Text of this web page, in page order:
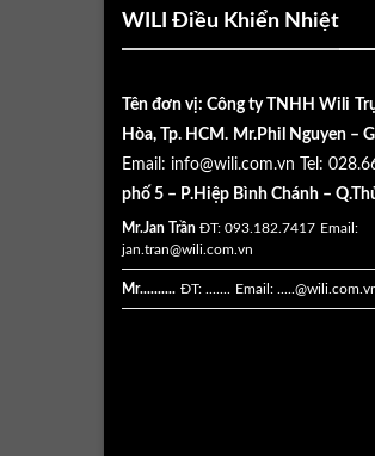
WILI Điều Khiển Nhiệt
Tên đơn vị: Công ty TNHH Wili
Hòa, Tp. HCM. Mr.Phil Nguyen –
Email: info@wili.com.vn Tel:
phố 5 – P.Hiệp Bình Chánh –
Mr.Jan Trần ĐT: 093.182.7417 Email:
jan.tran@wili.com.vn
Mr.......... ĐT: ....... Email: .....